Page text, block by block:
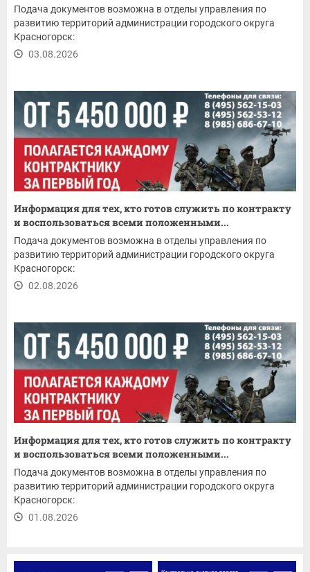
Подача документов возможна в отделы управления по
развитию территорий администрации городского округа
Красногорск:
03.08.2026
Информация для тех, кто готов служить по контракту
и воспользоваться всеми положенными...
Подача документов возможна в отделы управления по
развитию территорий администрации городского округа
Красногорск:
02.08.2026
Информация для тех, кто готов служить по контракту
и воспользоваться всеми положенными...
Подача документов возможна в отделы управления по
развитию территорий администрации городского округа
Красногорск:
01.08.2026